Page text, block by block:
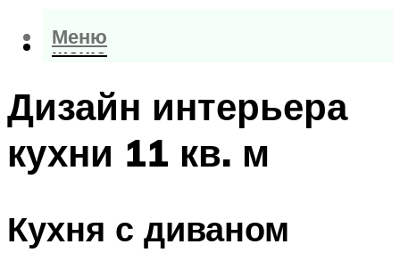
Меню
Меню
Дизайн интерьера
кухни 11 кв. м
Кухня с диваном